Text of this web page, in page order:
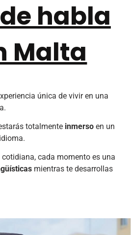
habla
Malta
única de vivir en una
totalmente inmersoen un
cada momento es una
mientras te desarrollas